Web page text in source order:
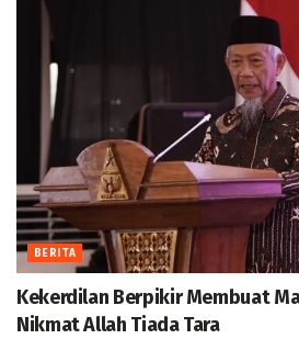
BERITA
Kekerdilan Berpikir Membuat
Nikmat Allah Tiada Tara